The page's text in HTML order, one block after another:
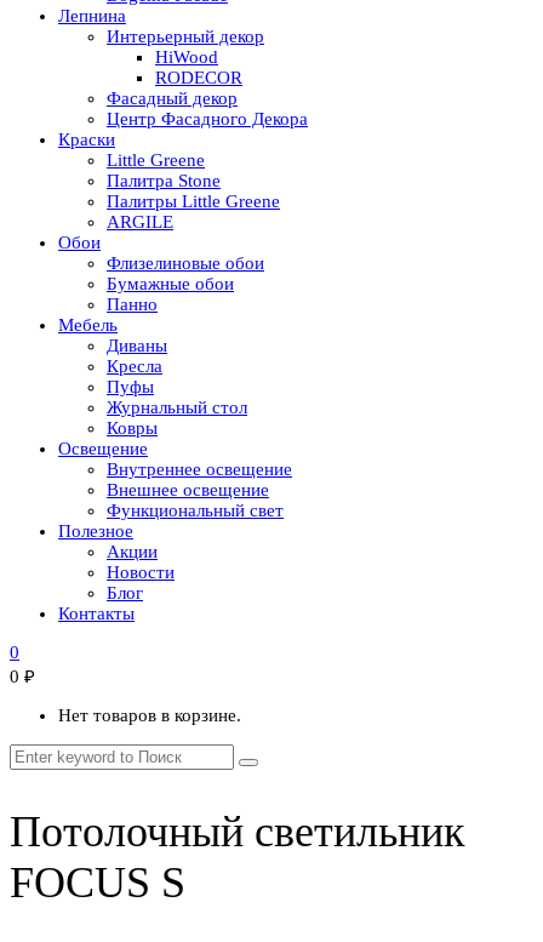
Лепнина
Интерьерный декор
HiWood
RODECOR
Фасадный декор
Центр Фасадного Декора
Краски
Little Greene
Палитра Stone
Палитры Little Greene
ARGILE
Обои
Флизелиновые обои
Бумажные обои
Панно
Мебель
Диваны
Кресла
Пуфы
Журнальный стол
Ковры
Освещение
Внутреннее освещение
Внешнее освещение
Функциональный свет
Полезное
Акции
Новости
Блог
Контакты
0
0 ₽
Нет товаров в корзине.
Потолочный светильник
FOCUS S